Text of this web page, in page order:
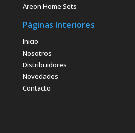
Areon Home Sets
Páginas Interiores
Inicio
Nosotros
Distribuidores
Novedades
Contacto